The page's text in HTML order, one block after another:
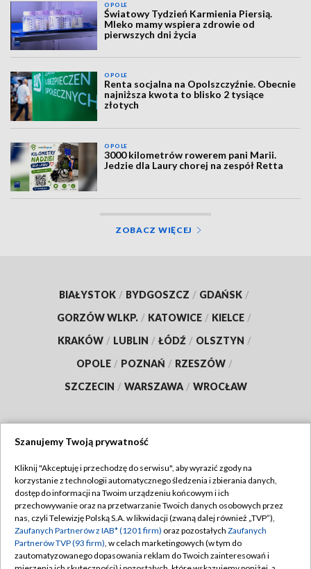
OPOLE
Światowy Tydzień Karmienia Piersią.
Mleko mamy wspiera zdrowie od
pierwszych dni życia
OPOLE
Renta socjalna na Opolszczyźnie. Obecnie
najniższa kwota to blisko 2 tysiące
złotych
OPOLE
3000 kilometrów rowerem pani Marii.
Jedzie dla Laury chorej na zespół Retta
ZOBACZ WIĘCEJ
BIAŁYSTOK / BYDGOSZCZ / GDAŃSK /
GORZÓW WLKP. / KATOWICE / KIELCE /
KRAKÓW / LUBLIN / ŁÓDŹ / OLSZTYN /
OPOLE / POZNAŃ / RZESZÓW /
SZCZECIN / WARSZAWA / WROCŁAW
TVP
Abonament TVP
Emisja w TVP
Centrum informacji TVP
Regulamin TVP
Polityka prywatności
Moje zgody
Szanujemy Twoją prywatność
Kliknij "Akceptuję i przechodzę do serwisu", aby wyrazić zgody na
korzystanie z technologii automatycznego śledzenia i zbierania danych,
dostęp do informacji na Twoim urządzeniu końcowym i ich
przechowywanie oraz na przetwarzanie Twoich danych osobowych przez
nas, czyli Telewizję Polską S.A. w likwidacji (zwaną dalej również „TVP”),
Zaufanych Partnerów z IAB* (1201 firm) oraz pozostałych Zaufanych
Partnerów TVP (93 firm), w celach marketingowych (w tym do
zautomatyzowanego dopasowania reklam do Twoich zainteresowań i